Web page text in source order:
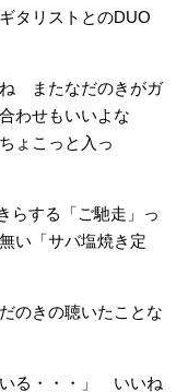
タリストとのDUO
ね またなだのきがガ
わせもいいよな
ょこっと入っ
らする「ご馳走」っ
い「サバ塩焼き定
のきの聴いたことな
る・・・」 いいね